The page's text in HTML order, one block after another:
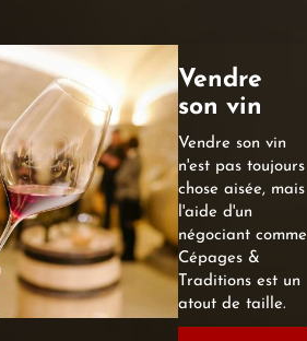
Vendre
son vin
Vendre son vin
n'est pas toujours
chose aisée, mais
l'aide d'un
négociant comme
Cépages &
Traditions est un
atout de taille.